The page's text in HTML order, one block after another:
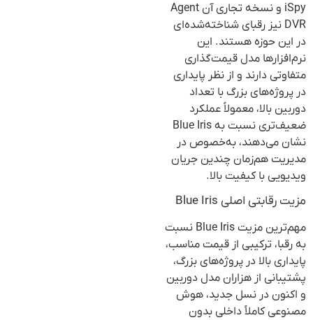
iSpy و نسخه تجاری آن Agent
DVR نیز رقبای شناخته‌شده‌ای
در این حوزه هستند. این
نرم‌افزارها مدل قیمت‌گذاری
متفاوتی دارند و از نظر پایداری
در پروژه‌های بزرگ با تعداد
دوربین بالا، معمولاً عملکرد
ضعیف‌تری نسبت به Blue Iris
نشان می‌دهند، به‌خصوص در
مدیریت هم‌زمان چندین جریان
ویدیویی با کیفیت بالا.
مزیت رقابتی اصلی Blue Iris
مهم‌ترین مزیت Blue Iris نسبت
به رقبا، ترکیبی از قیمت مناسب،
پایداری بالا در پروژه‌های بزرگ،
پشتیبانی از هزاران مدل دوربین
و اکنون در نسل جدید، هوش
مصنوعی کاملاً داخلی بدون